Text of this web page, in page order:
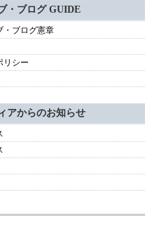
・ブログ GUIDE
・ブログ憲章
リシー
アからのお知らせ